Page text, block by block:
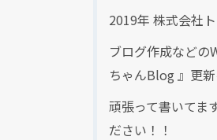
2019年 株式会社
ブログ作成などの
ちゃんBlog 』更新
頑張って書いてま
ださい！！